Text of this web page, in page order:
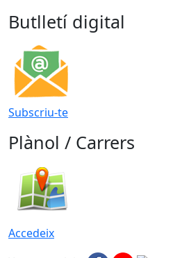
Butlletí digital
Subscriu-te
Plànol / Carrers
Accedeix